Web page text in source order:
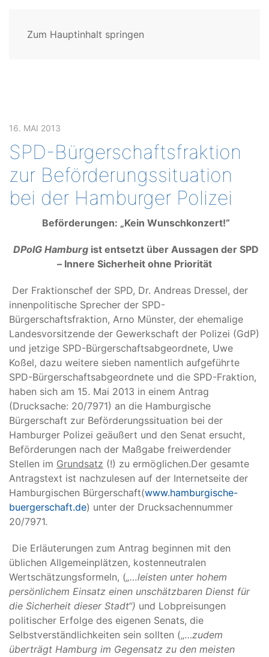
Zum Hauptinhalt springen
16. MAI 2013
SPD-Bürgerschaftsfraktion
zur Beförderungssituation
bei der Hamburger Polizei
Beförderungen: „Kein Wunschkonzert!“
DPolG Hamburg ist entsetzt über Aussagen der SPD
– Innere Sicherheit ohne Priorität
Der Fraktionschef der SPD, Dr. Andreas Dressel, der
innenpolitische Sprecher der SPD-
Bürgerschaftsfraktion, Arno Münster, der ehemalige
Landesvorsitzende der Gewerkschaft der Polizei (GdP)
und jetzige SPD-Bürgerschaftsabgeordnete, Uwe
Koßel, dazu weitere sieben namentlich aufgeführte
SPD-Bürgerschaftsabgeordnete und die SPD-Fraktion,
haben sich am 15. Mai 2013 in einem Antrag
(Drucksache: 20/7971) an die Hamburgische
Bürgerschaft zur Beförderungssituation bei der
Hamburger Polizei geäußert und den Senat ersucht,
Beförderungen nach der Maßgabe freiwerdender
Stellen im Grundsatz (!) zu ermöglichen.Der gesamte
Antragstext ist nachzulesen auf der Internetseite der
Hamburgischen Bürgerschaft(www.hamburgische-
buergerschaft.de) unter der Drucksachennummer
20/7971.
Die Erläuterungen zum Antrag beginnen mit den
üblichen Allgemeinplätzen, kostenneutralen
Wertschätzungsformeln, („…leisten unter hohem
persönlichem Einsatz einen unschätzbaren Dienst für
die Sicherheit dieser Stadt“) und Lobpreisungen
politischer Erfolge des eigenen Senats, die
Selbstverständlichkeiten sein sollten („…zudem
überträgt Hamburg im Gegensatz zu den meisten